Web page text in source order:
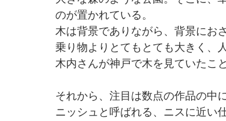
のが置かれている。
木は背景でありながら、背景にお
乗り物よりとてもとても大きく、
木内さんが神戸で木を見ていたこ
それから、注目は数点の作品の中
ニッシュと呼ばれる、ニスに近い